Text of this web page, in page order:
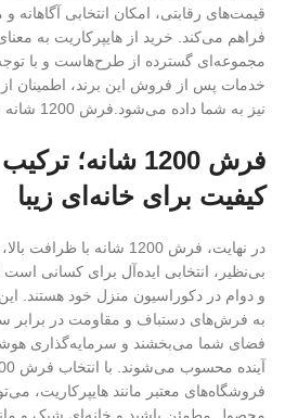
قیمت‌های رقابتی، امکان انتخابی آگاهانه
فراهم می‌کند. خرید از هایپرکاریت به
مجموعه‌ای گسترده از طرح‌هاست و با
خدمات پس از فروش این برند، اطمینان
نیز به شما داده می‌شود.فرش 1200 شانه سنگین
فرش 1200 شانه؛
کیفیت برای خانه‌ای زیبا
در نهایت، فرش 1200 شانه
بی‌نظیر، انتخابی ایده‌آل برای کسانی است
و دوام در دکوراسیون منزل خود هستند.
به فرش‌های دستباف و مقاومت در برابر
فضای شما می‌بخشند و سرمایه‌گذاری
فروشگاه‌های معتبر مانند هایپرکاریت،